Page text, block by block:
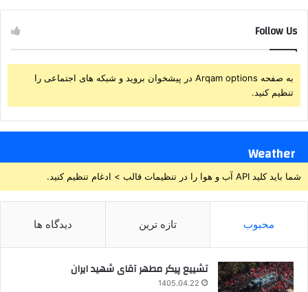
Follow Us
به صفحه Arqam options در پیشخوان بروید و شبکه های اجتماعی را
تنظیم کنید.
Weather
شما باید کلید API آب و هوا را در تنظیمات قالب > ادغام تنظیم کنید.
محبوب تازه ترین دیدگاه ها
تشییع پیکر مطهر آقای شهید ایران
1405.04.22